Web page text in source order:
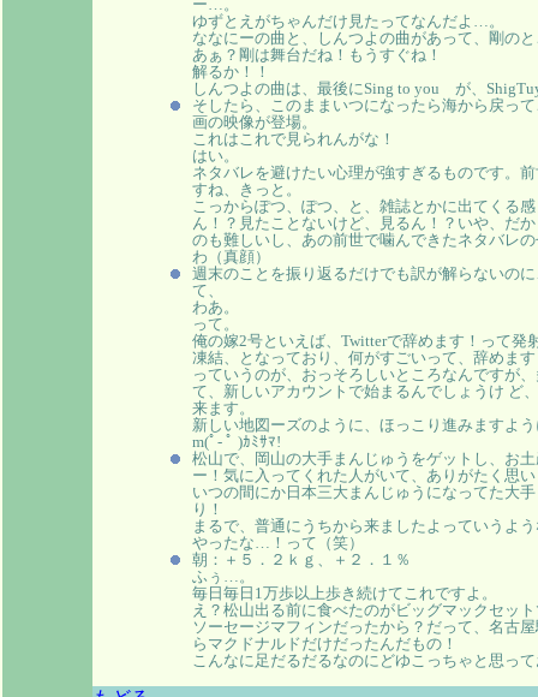
ー…。
ゆずとえがちゃんだけ見たってなんだよ…。
ななにーの曲と、しんつよの曲があって、剛の
あぁ？剛は舞台だね！もうすぐね！
解るか！！
しんつよの曲は、最後にSing to you が、
そしたら、このままいつになったら海から戻っ
画の映像が登場。
これはこれで見られんがな！
はい。
ネタバレを避けたい心理が強すぎるものです。
すね、きっと。
こっからぽつ、ぽつ、と、雑誌とかに出てくる
ん！？見たことないけど、見るん！？いや、だ
のも難しいし、あの前世で噛んできたネタバレ
わ（真顔）
週末のことを振り返るだけでも訳が解らないの
て、
わあ。
って。
俺の嫁2号といえば、Twitterで辞めます！って発
凍結、となっており、何がすごいって、辞めま
っていうのが、おっそろしいところなんですが
て、新しいアカウントで始まるんでしょうけ ど
来ます。
新しい地図ーズのように、ほっこり進みますよ
m(ﾟ- ﾟ )ｶﾐｻﾏ!
松山で、岡山の大手まんじゅうをゲットし、お
ー！気に入ってくれた人がいて、ありがたく思
いつの間にか日本三大まんじゅうになってた大
り！
まるで、普通にうちから来ましたよっていうよ
やったな…！って（笑）
朝：＋５．２ｋｇ、＋２．１％
ふぅ…。
毎日毎日1万歩以上歩き続けてこれですよ。
え？松山出る前に食べたのがビッグマックセッ
ソーセージマフィンだったから？だって、名古
らマクドナルドだけだったんだもの！
こんなに足だるだるなのにどゆこっちゃと思っ